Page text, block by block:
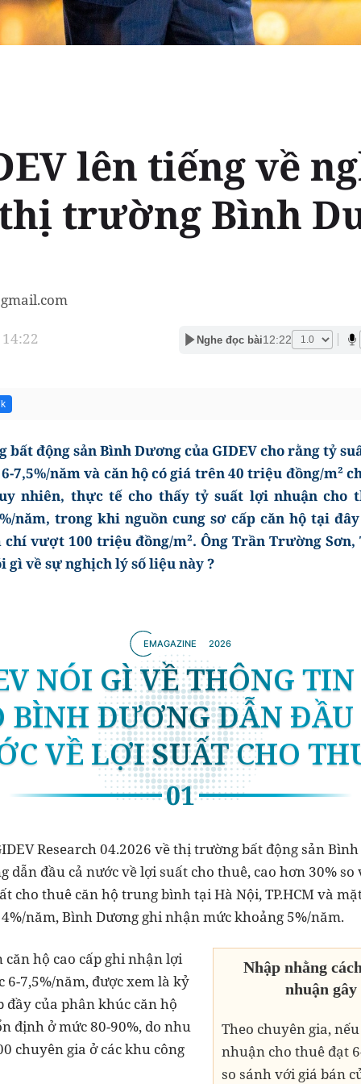
lên tiếng về
trường Bình
Nghe đọc bài12:22
bất động sản Bình Dương của GIDEV cho rằng tỷ
7,5%/năm và căn hộ có giá trên 40 triệu đồng/m²
nhiên, thực tế cho thấy tỷ suất lợi nhuận cho
năm, trong khi nguồn cung sơ cấp căn hộ tại
vượt 100 triệu đồng/m². Ông Trần Trường Sơn,
gì về sự nghịch lý số liệu này ?
Research 04.2026 về thị trường bất động sản
dẫn đầu cả nước về lợi suất cho thuê, cao hơn 30% so
cho thuê căn hộ trung bình tại Hà Nội, TP.HCM và
năm, Bình Dương ghi nhận mức khoảng 5%/năm.
Nhập nhằng
nhuận
Theo chuyên gia,
nhuận cho thuê đạt
so sánh với giá bán
căn hộ cao cấp ghi nhận lợi
6-7,5%/năm, được xem là kỷ
đầy của phân khúc căn hộ
định ở mức 80-90%, do nhu
chuyên gia ở các khu công